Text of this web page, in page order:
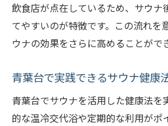
飲食店が点在しているため、サウナ
てやすいのが特徴です。この流れを
ウナの効果をさらに高めることがで
青葉台で実践できるサウナ健康
青葉台でサウナを活用した健康法を
的な温冷交代浴や定期的な利用がポ